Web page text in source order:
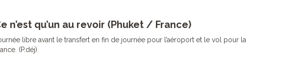
n’est qu’un au revoir (Phuket / France)
libre avant le transfert en fin de journée pour l’aéroport et le vol pour la
(P.déj)